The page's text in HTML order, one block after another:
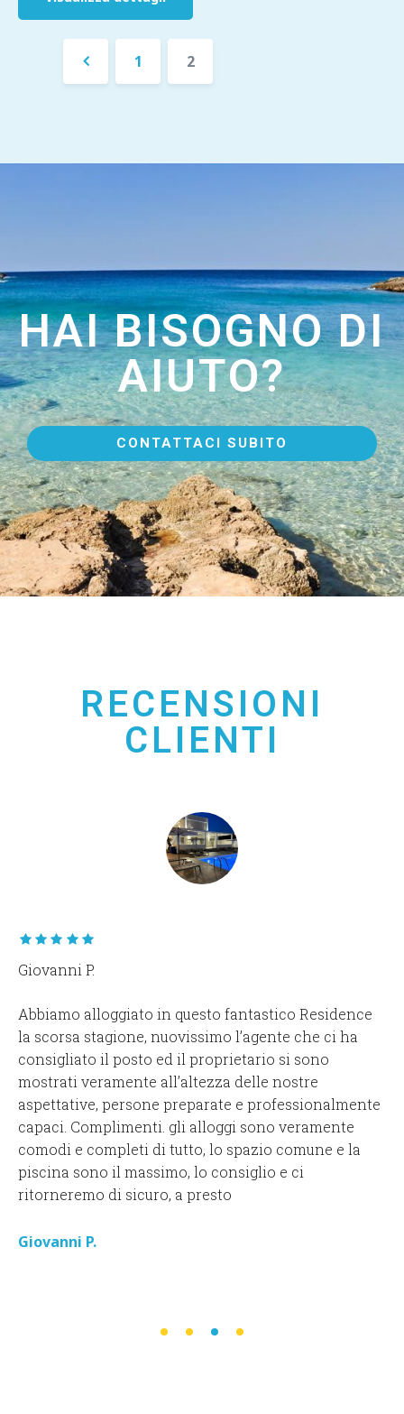
1 2
HAI BISOGNO DI
AIUTO?
CONTATTACI SUBITO
RECENSIONI
CLIENTI
La casa è esattamente come è descritta, molto
comoda perché si trova sia vicino al centro che a
Baia verde. Ci siamo trovate benissimo e torneremo
sicuramente!! Lo consiglio vivamente per una
vacanza a Gallipoli!
Giulia P.